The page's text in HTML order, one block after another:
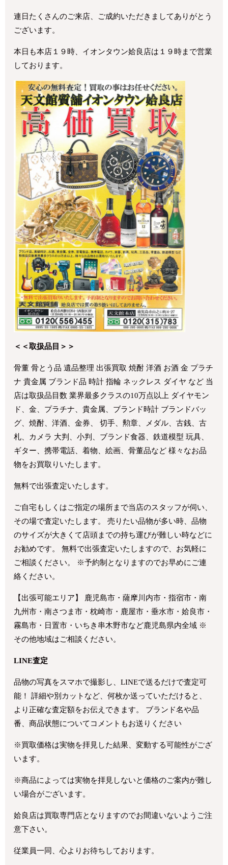
連日たくさんのご来店、ご成約いただきましてありがとう
ございます。
本日も本店１９時、イオンタウン姶良店は１９時まで営業
しております。
＜＜取扱品目＞＞
骨董 骨とう品 遺品整理 出張買取 焼酎 洋酒 お酒 金 プラチ
ナ 貴金属 ブランド品 時計 指輪 ネックレス ダイヤ など 当
店は取扱品目数 業界最多クラスの10万点以上 ダイヤモン
ド、金、プラチナ、貴金属、ブランド時計 ブランドバッ
グ、焼酎、洋酒、金券、 切手、勲章、メダル、古銭、古
札、カメラ 大判、小判、ブランド食器、鉄道模型 玩具、
ギター、携帯電話、着物、絵画、骨董品など 様々なお品
物をお買取りいたします。
無料で出張査定いたします。
ご自宅もしくはご指定の場所まで当店のスタッフが伺い、
その場で査定いたします。 売りたい品物が多い時、品物
のサイズが大きくて店頭までの持ち運びが難しい時などに
お勧めです。 無料で出張査定いたしますので、お気軽に
ご相談ください。 ※予約制となりますのでお早めにご連
絡ください。
【出張可能エリア】 鹿児島市・薩摩川内市・指宿市・南
九州市・南さつま市・枕崎市・鹿屋市・垂水市・姶良市・
霧島市・日置市・いちき串木野市など鹿児島県内全域 ※
その他地域はご相談ください。
LINE査定
品物の写真をスマホで撮影し、LINEで送るだけで査定可
能！ 詳細や別カットなど、何枚か送っていただけると、
より正確な査定額をお伝えできます。 ブランド名や品
番、商品状態についてコメントもお送りください
※買取価格は実物を拝見した結果、変動する可能性がござ
います。
※商品によっては実物を拝見しないと価格のご案内が難し
い場合がございます。
姶良店は買取専門店となりますのでお間違いないようご注
意下さい。
従業員一同、心よりお待ちしております。